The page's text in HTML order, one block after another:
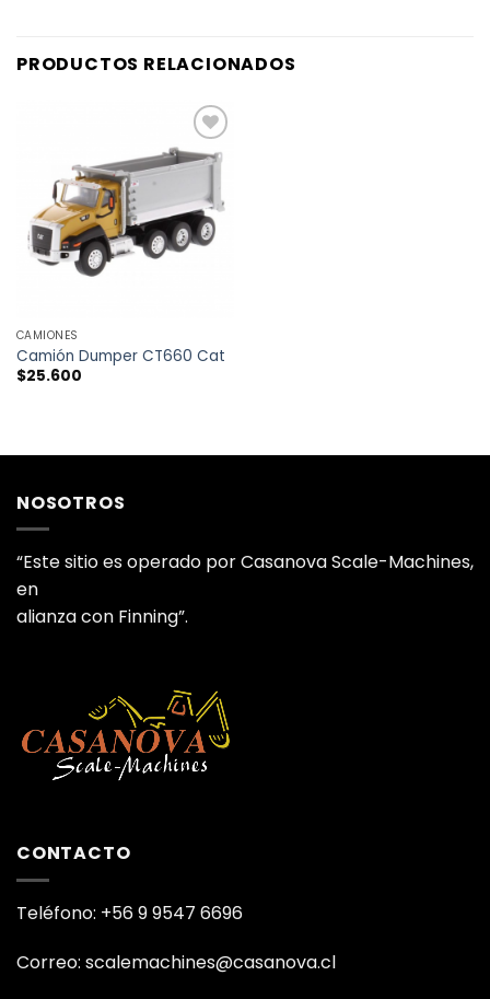
PRODUCTOS RELACIONADOS
AÑADIR
A LA
DE
DESEOS
CAMIONES
Camión Dumper CT660 Cat
$25.600
NOSOTROS
“Este sitio es operado por Casanova Scale-Machines,
en
alianza con Finning”.
CONTACTO
Teléfono: +56 9 9547 6696
Correo: scalemachines@casanova.cl